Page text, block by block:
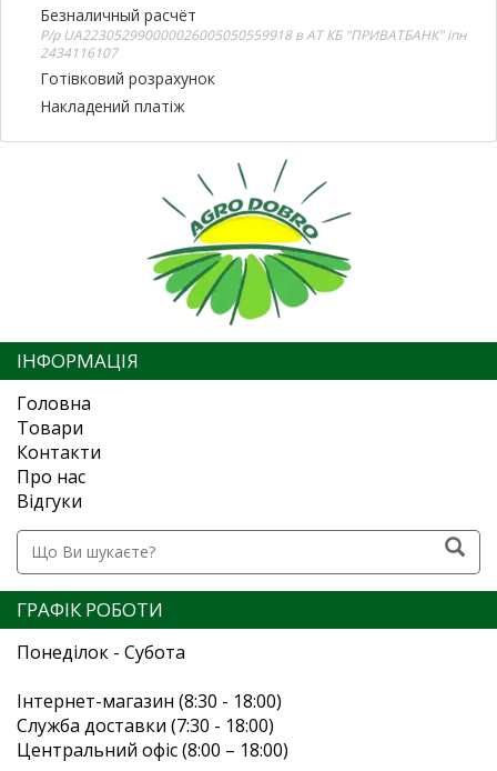
Безналичный расчёт
Р/р UA223052990000026005050559918 в АТ КБ "ПРИВАТБАНК" іпн
2434116107
Готівковий розрахунок
Накладений платіж
ІНФОРМАЦІЯ
Головна
Товари
Контакти
Про нас
Відгуки
ГРАФІК РОБОТИ
Понеділок - Субота
Інтернет-магазин (8:30 - 18:00)
Служба доставки (7:30 - 18:00)
Центральний офіс (8:00 – 18:00)